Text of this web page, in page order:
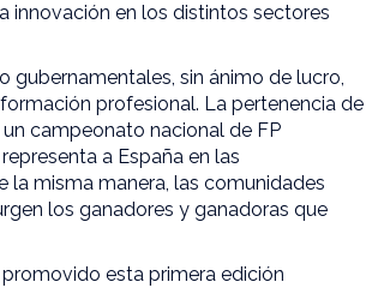
innovación en los distintos sectores
gubernamentales, sin ánimo de lucro,
profesional. La pertenencia de
campeonato nacional de FP
a España en las
la misma manera, las comunidades
los ganadores y ganadoras que
esta primera edición